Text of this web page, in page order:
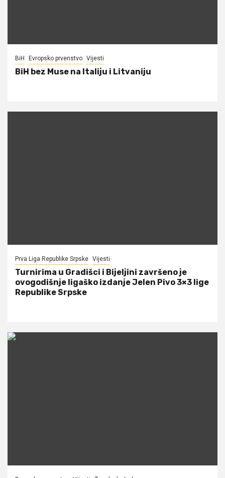
BiH Evropsko prvenstvo Vijesti
BiH bez Muse na Italiju i Litvaniju
Prva Liga Republike Srpske Vijesti
Turnirima u Gradišci i Bijeljini završeno je
ovogodišnje ligaško izdanje Jelen Pivo 3×3 lige
Republike Srpske